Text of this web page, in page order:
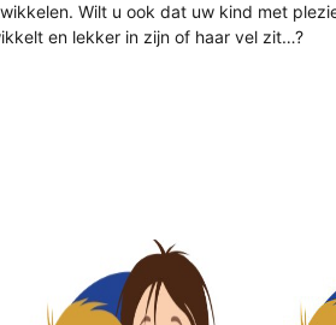
Wilt u ook dat uw kind met
en lekker in zijn of haar vel zit…?